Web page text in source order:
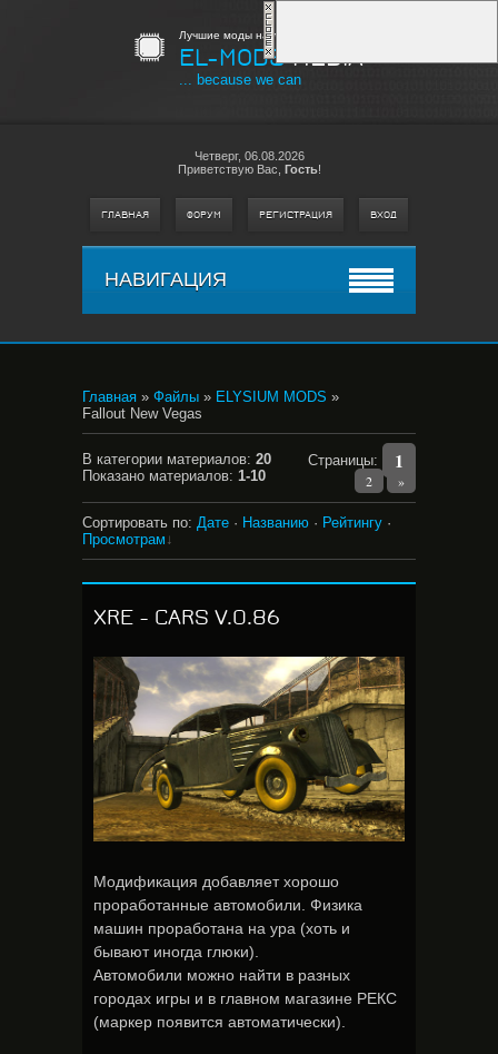
Лучшие моды на любимые игры
EL-MODSMEDIA
... because we can
Четверг, 06.08.2026
Приветствую Вас Гость!
ГЛАВНАЯ ФОРУМ РЕГИСТРАЦИЯ ВХОД
НАВИГАЦИЯ
Главная » Файлы » ELYSIUM MODS »
Fallout New Vegas
В категории материалов: 20
Показано материалов: 1-10
Страницы: 1
2 »
Сортировать по: Дате · Названию · Рейтингу ·
Просмотрам
XRE - CARS V.0.86
Модификация добавляет хорошо
проработанные автомобили. Физика
машин проработана на ура (хоть и
бывают иногда глюки).
Автомобили можно найти в разных
городах игры и в главном магазине РЕКС
(маркер появится автоматически).